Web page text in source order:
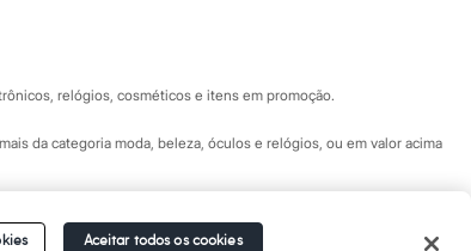
relógios, cosméticos e itens em promoção.
da categoria moda, beleza, óculos e relógios, ou em valor acima
Aceitar todos os cookies